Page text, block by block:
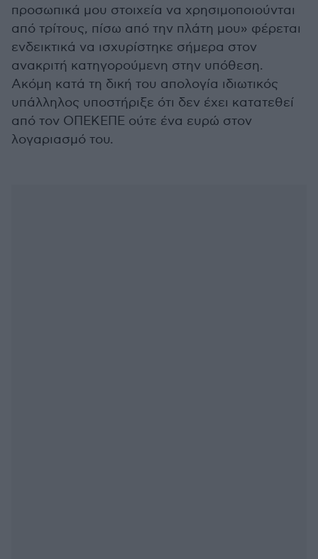
προσωπικά μου στοιχεία να χρησιμοποιούνται
από τρίτους, πίσω από την πλάτη μου» φέρεται
ενδεικτικά να ισχυρίστηκε σήμερα στον
ανακριτή κατηγορούμενη στην υπόθεση.
Ακόμη κατά τη δική του απολογία ιδιωτικός
υπάλληλος υποστήριξε ότι δεν έχει κατατεθεί
από τον ΟΠΕΚΕΠΕ ούτε ένα ευρώ στον
λογαριασμό του.